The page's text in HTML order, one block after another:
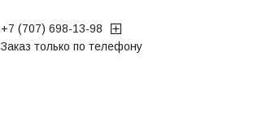
+7 (707) 698-13-98
Заказ только по телефону